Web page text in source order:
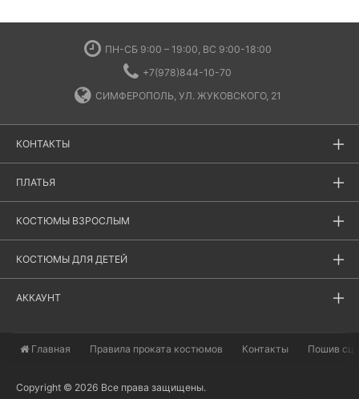
ПН-СБ 9:00 – 19:00, ВС 9:00-18:00
+7(978)844-10-70
СИМФЕРОПОЛЬ, УЛ. ЖУКОВСКОГО, 21
КОНТАКТЫ
ПЛАТЬЯ
КОСТЮМЫ ВЗРОСЛЫМ
КОСТЮМЫ ДЛЯ ДЕТЕЙ
АККАУНТ
Главная ​Правила проката костюмов Контакты Пошив
Copyright © 2026 Все права защищены.